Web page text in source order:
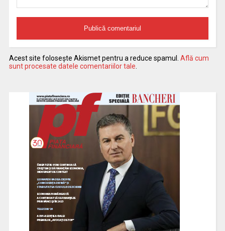
Acest site folosește Akismet pentru a reduce spamul. Află cum
sunt procesate datele comentariilor tale